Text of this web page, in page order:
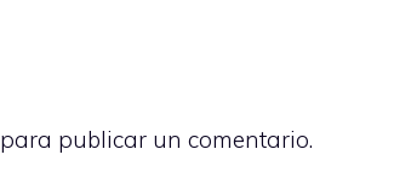
para publicar un comentario.